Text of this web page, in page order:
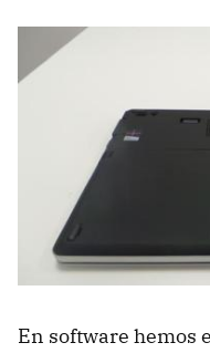
En software hemos